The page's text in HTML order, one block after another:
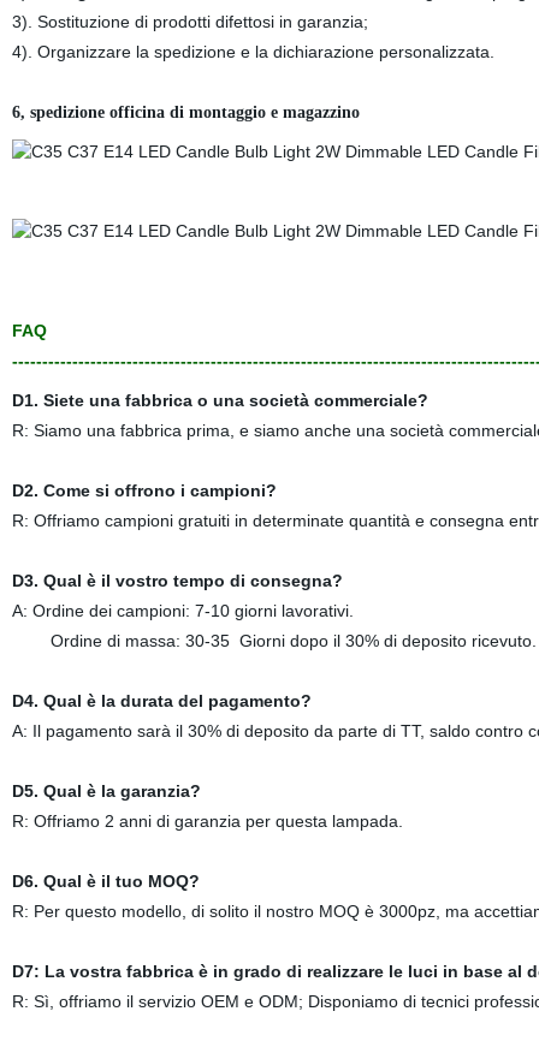
3). Sostituzione di prodotti difettosi in garanzia;
4). Organizzare la spedizione e la dichiarazione personalizzata.
6, spedizione officina di montaggio e magazzino
FAQ
D1. Siete una fabbrica o una società commerciale?
R: Siamo una fabbrica prima, e siamo anche una società
D2. Come si offrono i campioni?
R: Offriamo campioni gratuiti in determinate quantità e consegna
D3. Qual è il vostro tempo di consegna?
A: Ordine dei campioni: 7-10 giorni lavorativi.
Ordine di massa: 30-35 Giorni dopo il 30% di deposito ricevuto.
D4. Qual è la durata del pagamento?
A: Il pagamento sarà il 30% di deposito da parte di TT, saldo contro
D5. Qual è la garanzia?
R: Offriamo 2 anni di garanzia per questa lampada.
D6. Qual è il tuo MOQ?
R: Per questo modello, di solito il nostro MOQ è 3000pz, ma
D7: La vostra fabbrica è in grado di realizzare le luci in base al
R: Sì, offriamo il servizio OEM e ODM; Disponiamo di tecnici